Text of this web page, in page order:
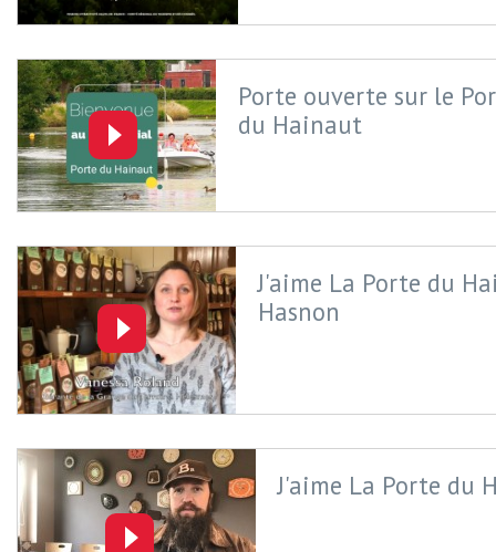
Porte ouverte sur le
du Hainaut
J'aime La Porte du
Hasnon
J'aime La Porte du